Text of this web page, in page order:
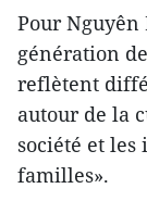
Pour Nguyên
génération
reflètent
autour de la
société et
familles».